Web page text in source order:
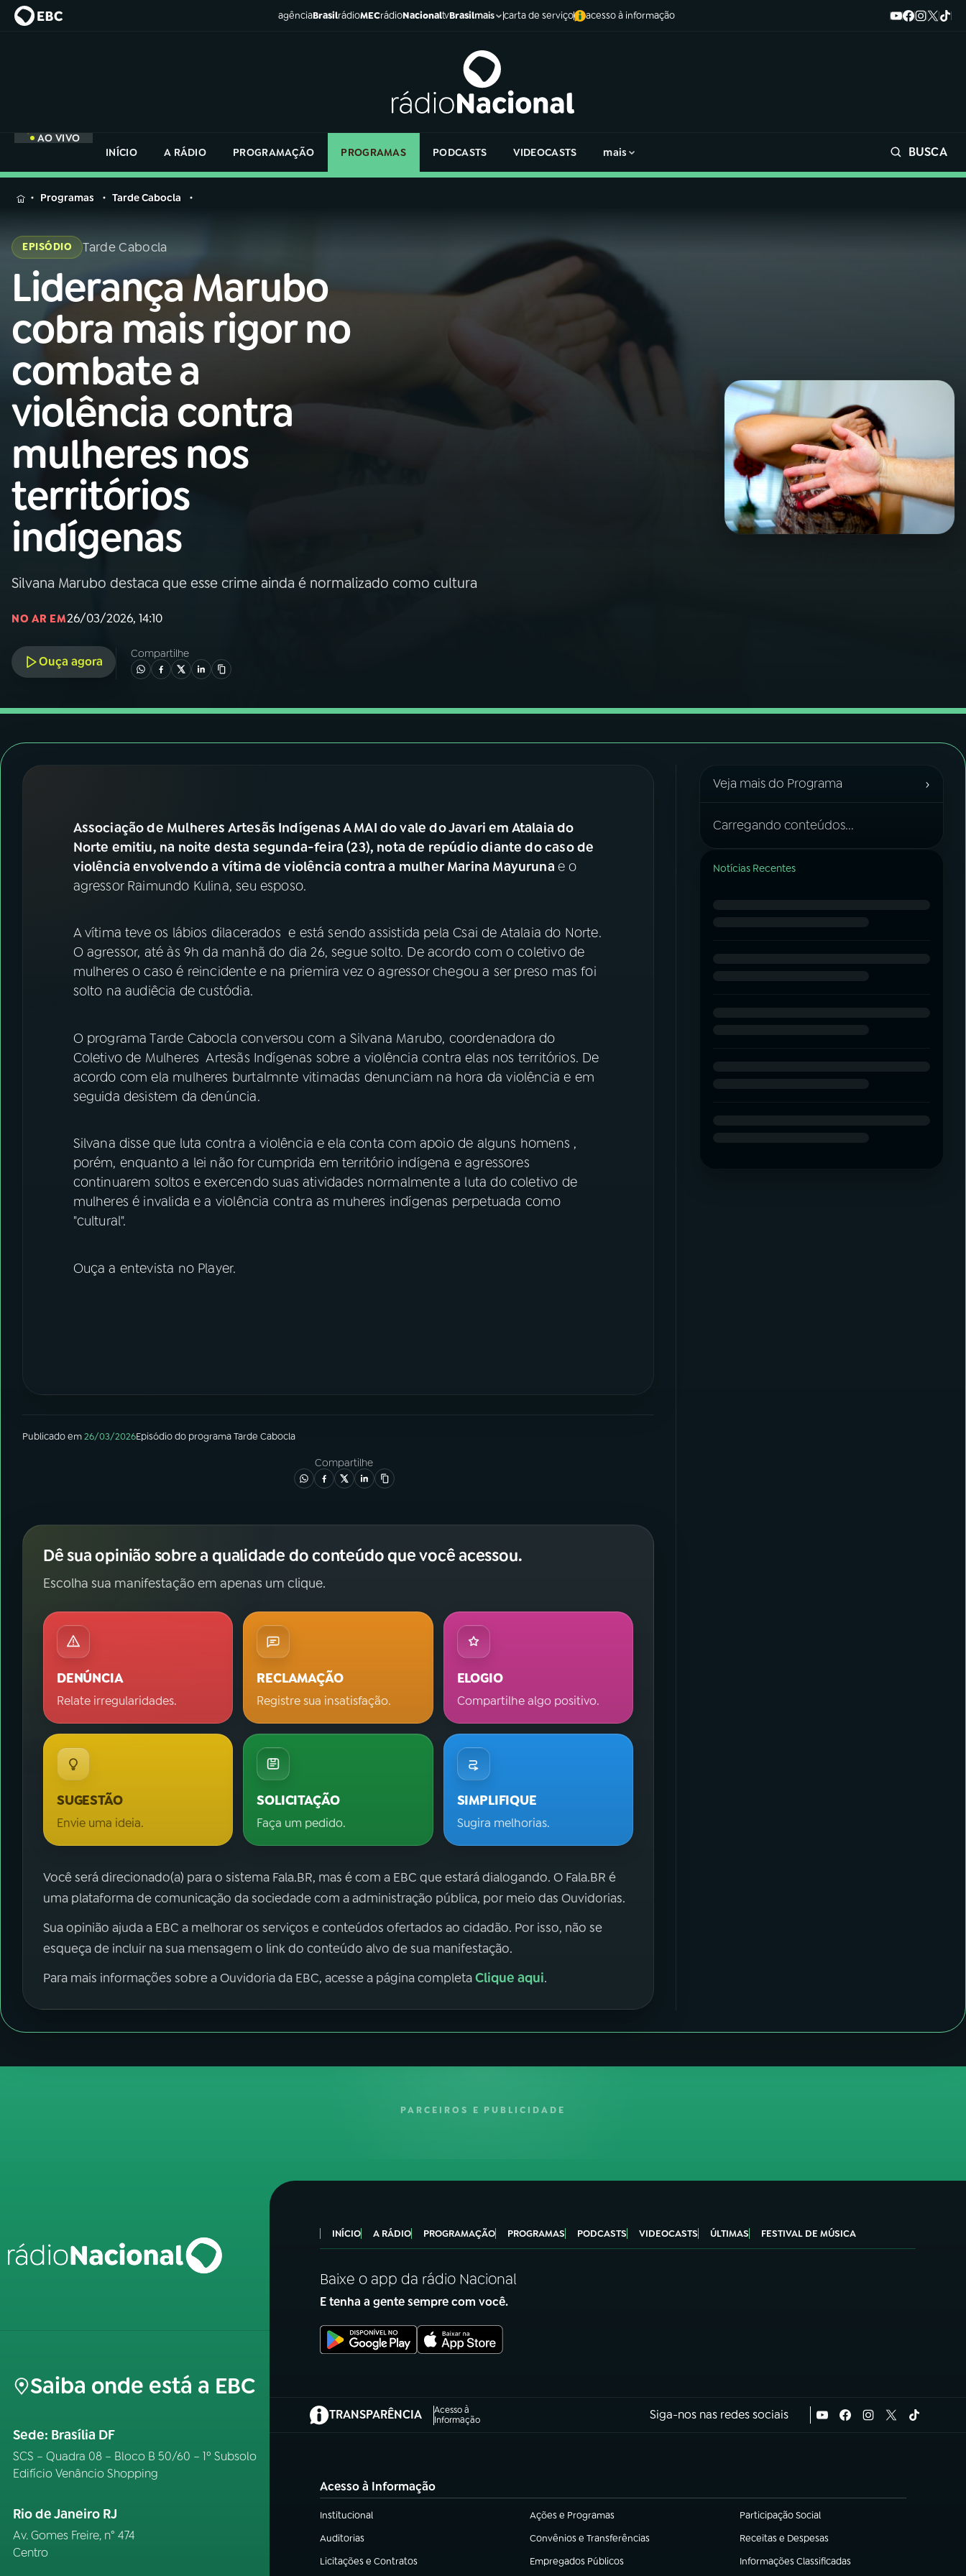
agênciaBrasilrádioMECrádioNacionaltvBrasilmais carta de serviço acesso à informação
AO VIVO
INÍCIO
A RÁDIO PROGRAMAÇÃO PROGRAMAS PODCASTS VIDEOCASTS mais BUSCA
MENU
Buscar
Rádio
Nacional
AO VIVO
01 INÍCIO
02A RÁDIO
03 PROGRAMAÇÃO
04 PROGRAMAS
05PODCASTS
07ÚLTIMAS
na
Rádio
Nacional
Programas Tarde Cabocla
EPISÓDIO Tarde Cabocla
Liderança Marubo
cobra mais rigor no
combate a
violência contra
mulheres nos
territórios
indígenas
Silvana Marubo destaca que esse crime ainda é normalizado como cultura
NO AR EM26/03/2026, 14:10
Ouça agora
Compartilhe
Associação de Mulheres Artesãs Indígenas A MAI do vale do Javari em Atalaia do
Norte emitiu, na noite desta segunda-feira (23), nota de repúdio diante do caso de
violência envolvendo a vítima de violência contra a mulher Marina Mayuruna e o
agressor Raimundo Kulina, seu esposo.
A vítima teve os lábios dilacerados e está sendo assistida pela Csai de Atalaia do Norte.
O agressor, até às 9h da manhã do dia 26, segue solto. De acordo com o coletivo de
mulheres o caso é reincidente e na priemira vez o agressor chegou a ser preso mas foi
solto na audiêcia de custódia.
O programa Tarde Cabocla conversou com a Silvana Marubo, coordenadora do
Coletivo de Mulheres Artesãs Indígenas sobre a violência contra elas nos territórios. De
acordo com ela mulheres burtalmnte vitimadas denunciam na hora da violência e em
seguida desistem da denúncia.
Silvana disse que luta contra a violência e ela conta com apoio de alguns homens ,
porém, enquanto a lei não for cumprida em território indígena e agressores
continuarem soltos e exercendo suas atividades normalmente a luta do coletivo de
mulheres é invalida e a violência contra as muheres indígenas perpetuada como
"cultural".
Ouça a entevista no Player.
Publicado em26/03/2026Episódiodo programaTarde Cabocla
Compartilhe
Dê sua opinião sobre a qualidade do conteúdo que você acessou.
Escolha sua manifestação em apenas um clique.
DENÚNCIA
Relate irregularidades.
RECLAMAÇÃO
Registre sua insatisfação.
ELOGIO
Compartilhe algo positivo.
SUGESTÃO
Envie uma ideia.
SOLICITAÇÃO
Faça um pedido.
SIMPLIFIQUE
Sugira melhorias.
Você será direcionado(a) para o sistema Fala.BR, mas é com a EBC que estará dialogando. O Fala.BR é
uma plataforma de comunicação da sociedade com a administração pública, por meio das Ouvidorias.
Sua opinião ajuda a EBC a melhorar os serviços e conteúdos ofertados ao cidadão. Por isso, não se
esqueça de incluir na sua mensagem o link do conteúdo alvo de sua manifestação.
Para mais informações sobre a Ouvidoria da EBC, acesse a página completaClique aqui.
Veja mais do Programa ›
Carregando conteúdos...
Notícias Recentes
PARCEIROS E PUBLICIDADE
Saiba onde está a EBC
Sede: Brasília DF
SCS – Quadra 08 – Bloco B 50/60 – 1º Subsolo
Edifício Venâncio Shopping
Rio de Janeiro RJ
Av. Gomes Freire, n° 474
Centro
INÍCIO A RÁDIO PROGRAMAÇÃO PROGRAMAS PODCASTS VIDEOCASTS ÚLTIMAS FESTIVAL DE MÚSICA
Baixe o app da rádio Nacional
E tenha a gente sempre com você.
TRANSPARÊNCIA
Acesso à
Informação
(abre em nova aba) Siga-nos nas redes sociais
Acesso à Informação
Institucional
(abre em nova aba) Ações e Programas
(abre em nova aba) Participação Social
(abre em nova aba)
Auditorias
(abre em nova aba) Convênios e Transferências
(abre em nova aba) Receitas e Despesas
(abre em nova aba)
Licitações e Contratos
(abre em nova aba) Empregados Públicos
(abre em nova aba) Informações Classificadas
(abre em nova aba)